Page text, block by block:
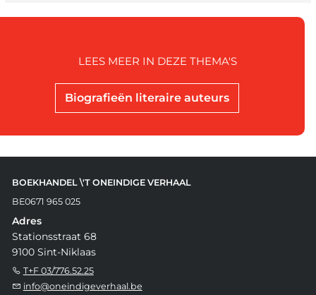
Biografieën literaire auteurs
LEES MEER IN DEZE THEMA'S
BOEKHANDEL \'T ONEINDIGE VERHAAL
BE0671 965 025
Adres
Stationsstraat 68
9100 Sint-Niklaas
T+F 03/776.52.25
info@oneindigeverhaal.be